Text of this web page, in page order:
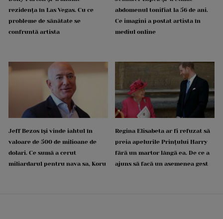
rezidența în Las Vegas. Cu ce
probleme de sănătate se
confruntă artista
abdomenul tonifiat la 56 de ani.
Ce imagini a postat artista în
mediul online
Jeff Bezos își vinde iahtul în
valoare de 500 de milioane de
dolari. Ce sumă a cerut
miliardarul pentru nava sa, Koru
Regina Elisabeta ar fi refuzat să
preia apelurile Prințului Harry
fără un martor lângă ea. De ce a
ajuns să facă un asemenea gest